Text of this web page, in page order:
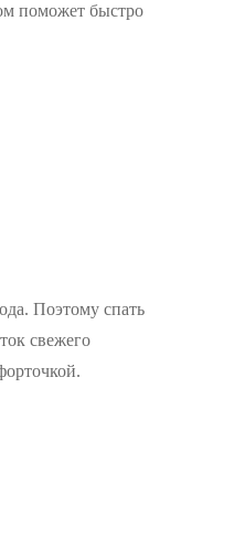
поможет быстро
Поэтому спать
свежего